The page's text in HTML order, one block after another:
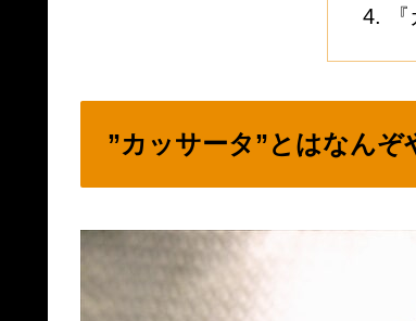
”カッサータ”とはなんぞ